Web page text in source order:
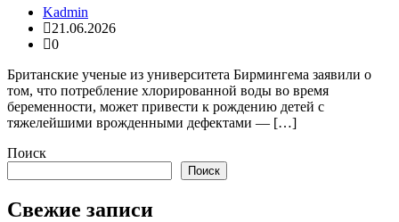
Kadmin
21.06.2026
0
Британские ученые из университета Бирмингема заявили о
том, что потребление хлорированной воды во время
беременности, может привести к рождению детей с
тяжелейшими врожденными дефектами — […]
Поиск
Поиск
Свежие записи